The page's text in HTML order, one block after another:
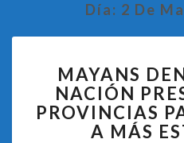
Día: 2 De
MAYANS
NACIÓN
PROVINCIAS
A MÁS